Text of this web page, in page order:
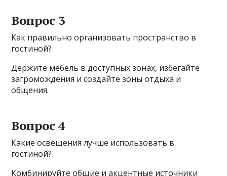
Вопрос 3
Как правильно организовать пространство в
гостиной?
Держите мебель в доступных зонах, избегайте
загромождения и создайте зоны отдыха и
общения.
Вопрос 4
Какие освещения лучше использовать в
гостиной?
Комбинируйте общие и акцентные источники